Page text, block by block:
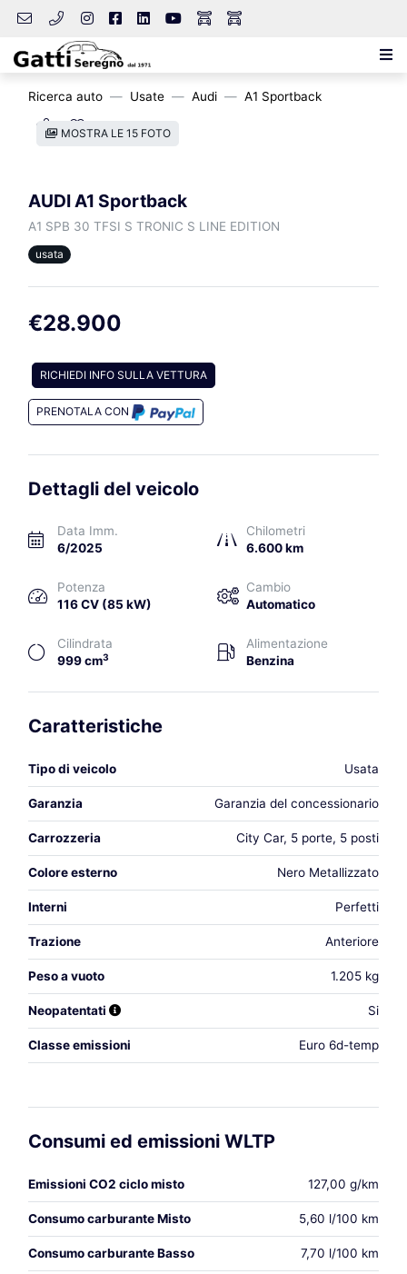
Ricerca auto Usate Audi A1 Sportback
MOSTRA LE 15 FOTO
AUDI A1 Sportback
A1 SPB 30 TFSI S TRONIC S LINE EDITION
usata
€28.900
RICHIEDI INFO SULLA VETTURA
PRENOTALA CON
Dettagli del veicolo
Data Imm.
6/2025
Chilometri
6.600 km
Potenza
116 CV (85 kW)
Cambio
Automatico
Cilindrata
999 cm3
Alimentazione
Benzina
Caratteristiche
Tipo di veicolo Usata
Garanzia Garanzia del concessionario
Carrozzeria City Car, 5 porte, 5 posti
Colore esterno Nero Metallizzato
Interni Perfetti
Trazione Anteriore
Peso a vuoto 1.205 kg
Neopatentati Si
Classe emissioni Euro 6d-temp
Consumi ed emissioni WLTP
Emissioni CO2 ciclo misto 127,00 g/km
Consumo carburante Misto 5,60 l/100 km
Consumo carburante Basso 7,70 l/100 km